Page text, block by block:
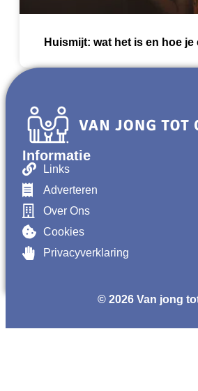
Huismijt: wat het is en hoe
Informatie
Links
Adverteren
Over Ons
Cookies
Privacyverklaring
© 2026 Van jong